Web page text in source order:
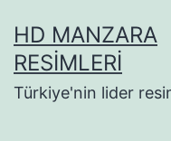
geçHD MANZARA
RESIMLERI
Türkiye'nin lider